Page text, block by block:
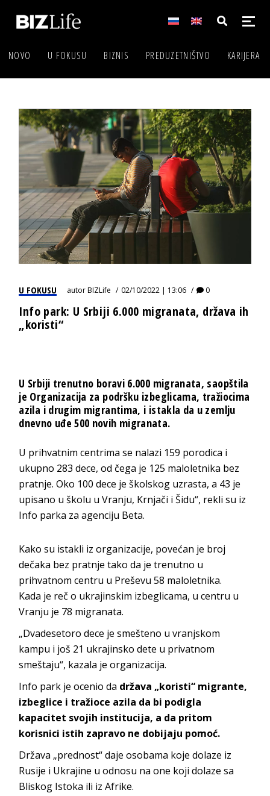
NOVO U FOKUSU BIZNIS PREDUZETNIŠTVO KARIJERA
U FOKUSU autorBIZLife 02/10/2022 | 13:06 0
Info park: U Srbiji 6.000 migranata, država ih
„koristi“
U Srbiji trenutno boravi 6.000 migranata, saopštila
je Organizacija za podršku izbeglicama, tražiocima
azila i drugim migrantima, i istakla da u zemlju
dnevno uđe 500 novih migranata.
U prihvatnim centrima se nalazi 159 porodica i
ukupno 283 dece, od čega je 125 maloletnika bez
pratnje. Oko 100 dece je školskog uzrasta, a 43 je
upisano u školu u Vranju, Krnjači i Šidu“, rekli su iz
Info parka za agenciju Beta.
Kako su istakli iz organizacije, povećan je broj
dečaka bez pratnje tako da je trenutno u
prihvatnom centru u Preševu 58 maloletnika.
Kada je reč o ukrajinskim izbeglicama, u centru u
Vranju je 78 migranata.
„Dvadesetoro dece je smešteno u vranjskom
kampu i još 21 ukrajinsko dete u privatnom
smeštaju“, kazala je organizacija.
Info park je ocenio da država „koristi“ migrante,
izbeglice i tražioce azila da bi podigla
kapacitet svojih institucija, a da pritom
korisnici istih zapravo ne dobijaju pomoć.
Država „prednost“ daje osobama koje dolaze iz
Rusije i Ukrajine u odnosu na one koji dolaze sa
Bliskog Istoka ili iz Afrike.